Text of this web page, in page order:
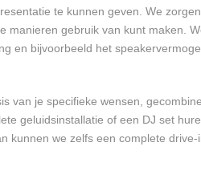
te kunnen geven. We
manieren gebruik van kunt maken.
en bijvoorbeeld het
van je specifieke wensen,
geluidsinstallatie of een DJ set
kunnen we zelfs een complete drive-